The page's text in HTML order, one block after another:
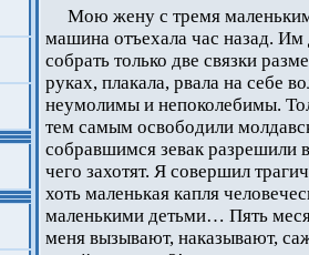
Мою жену с тремя
машина отъехала час назад.
собрать только две связки
руках, плакала, рвала на себе
неумолимы и непоколебимы.
тем самым освободили
собравшимся зевак разрешили
чего захотят. Я совершил
хоть маленькая капля
маленькими детьми… Пять
меня вызывают, наказывают,